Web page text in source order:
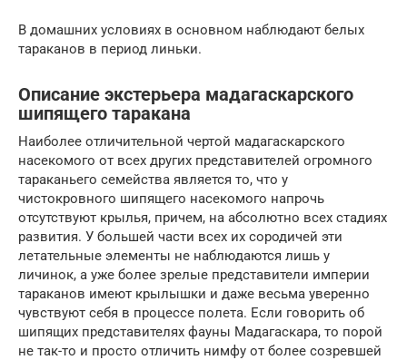
В домашних условиях в основном наблюдают белых
тараканов в период линьки.
Описание экстерьера мадагаскарского
шипящего таракана
Наиболее отличительной чертой мадагаскарского
насекомого от всех других представителей огромного
тараканьего семейства является то, что у
чистокровного шипящего насекомого напрочь
отсутствуют крылья, причем, на абсолютно всех стадиях
развития. У большей части всех их сородичей эти
летательные элементы не наблюдаются лишь у
личинок, а уже более зрелые представители империи
тараканов имеют крылышки и даже весьма уверенно
чувствуют себя в процессе полета. Если говорить об
шипящих представителях фауны Мадагаскара, то порой
не так-то и просто отличить нимфу от более созревшей